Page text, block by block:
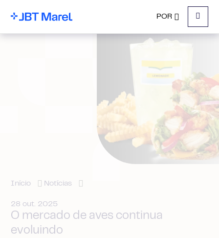
POR
Menu
Início Notícias
28 out. 2025
O mercado de aves continua
evoluindo